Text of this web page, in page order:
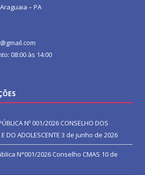
– PA
08:00 às 14:00
Nº 001/2026 CONSELHO DOS
DO ADOLESCENTE 3 de junho de 2026
N°001/2026 Conselho CMAS 10 de